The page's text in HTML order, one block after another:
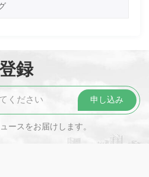
録
ースをお届けします。